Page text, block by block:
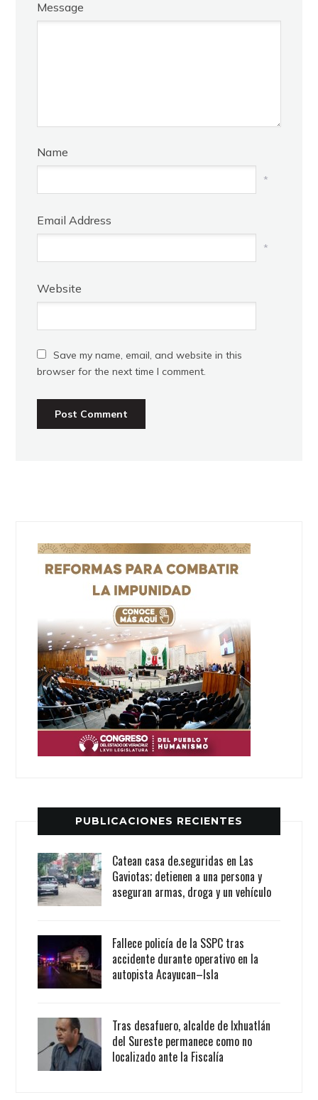
Message
Name
*
Email Address
*
Website
Save my name, email, and website in this
browser for the next time I comment.
PUBLICACIONES RECIENTES
Catean casa de.seguridas en Las
Gaviotas; detienen a una persona y
aseguran armas, droga y un vehículo
Fallece policía de la SSPC tras
accidente durante operativo en la
autopista Acayucan–Isla
Tras desafuero, alcalde de Ixhuatlán
del Sureste permanece como no
localizado ante la Fiscalía